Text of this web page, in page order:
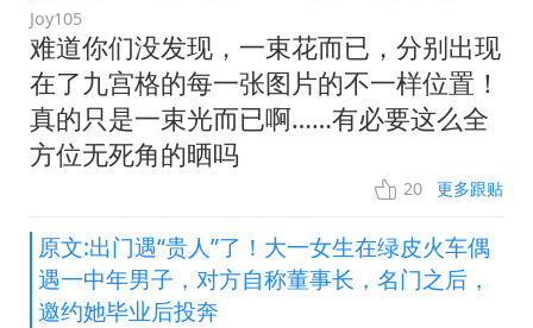
Joy105
难道你们没发现，一束花而已，分别出现
在了九宫格的每一张图片的不一样位置！
真的只是一束光而已啊……有必要这么全
方位无死角的晒吗
20 更多跟贴
原文:出门遇“贵人”了！大一女生在绿皮火车偶
遇一中年男子，对方自称董事长，名门之后，
邀约她毕业后投奔